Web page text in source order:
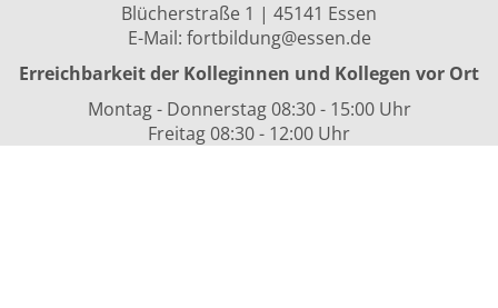
Blücherstraße 1 | 45141 Essen
E-Mail: fortbildung@essen.de
Erreichbarkeit der Kolleginnen und Kollegen vor Ort
Montag - Donnerstag 08:30 - 15:00 Uhr
Freitag 08:30 - 12:00 Uhr